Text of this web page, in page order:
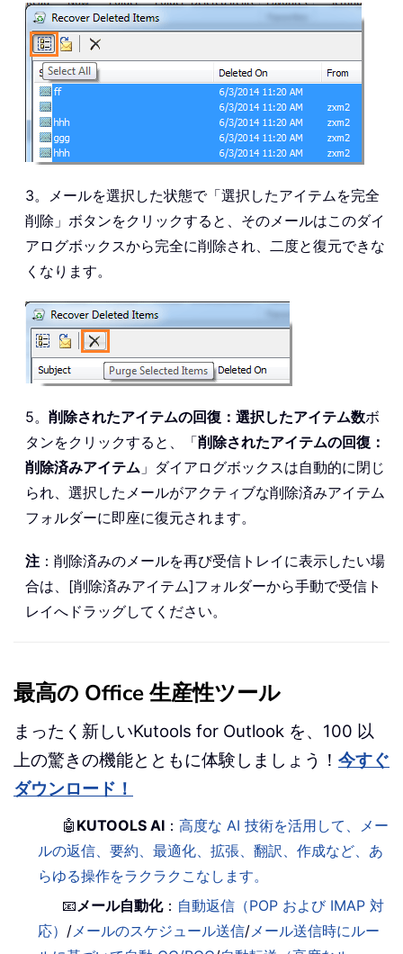
3。メールを選択した状態で「選択したアイテムを完全
削除」ボタンをクリックすると、そのメールはこのダイ
アログボックスから完全に削除され、二度と復元できな
くなります。
5。 削除されたアイテムの回復：選択したアイテム数ボ
タンをクリックすると、「削除されたアイテムの回復：
削除済みアイテム 」ダイアログボックスは自動的に閉じ
られ、選択したメールがアクティブな削除済みアイテム
フォルダーに即座に復元されます。
注 ：削除済みのメールを再び受信トレイに表示したい場
合は、[削除済みアイテム]フォルダーから手動で受信ト
レイへドラッグしてください。
最高の Office 生産性ツール
まったく新しいKutools for Outlook を、100 以
上の驚きの機能とともに体験しましょう！ 今すぐ
ダウンロード！
🤖 KUTOOLS AI ：高度な AI 技術を活用して、メー
ルの返信、要約、最適化、拡張、翻訳、作成など、あ
らゆる操作をラクラクこなします。
📧メール自動化： 自動返信（POP および IMAP 対
応） /メールのスケジュール送信/メール送信時にルー